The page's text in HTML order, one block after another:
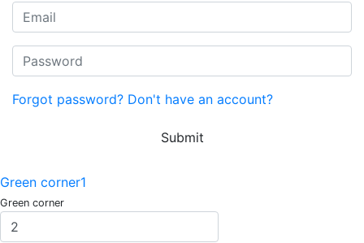
Forgot password? Don't have an account?
Submit
Green corner1
Green corner